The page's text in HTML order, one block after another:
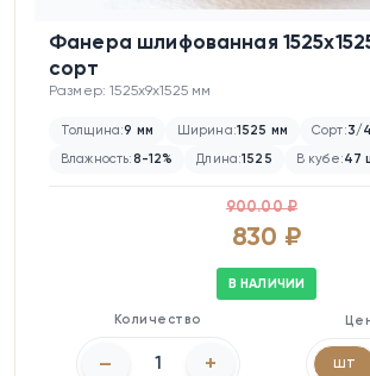
Фанера шлифованная
сорт
Размер: 1525x9x1525 мм
Толщина:9 мм Ширина:1525 мм Сорт:3/4
Влажность:8-12% Длина:1525 В кубе:47
900.00 ₽
830 ₽
В НАЛИЧИИ
Количество
– + шт